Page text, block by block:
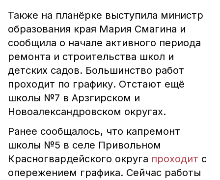
Также на планёрке выступила министр
образования края Мария Смагина и
сообщила о начале активного периода
ремонта и строительства школ и
детских садов. Большинство работ
проходит по графику. Отстают ещё
школы №7 в Арзгирском и
Новоалександровском округах.
Ранее сообщалось, что капремонт
школы №5 в селе Привольном
Красногвардейского округа проходит с
опережением графика. Сейчас работы